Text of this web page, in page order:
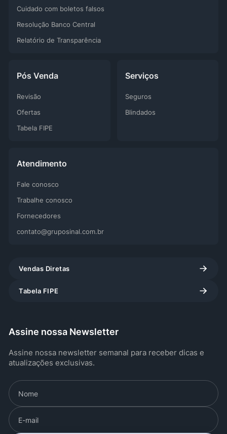
Cuidado com boletos falsos
Resolução Banco Central
Relatório de Transparência
Atendimento
Fale conosco
Trabalhe conosco
Fornecedores
contato@gruposinal.com.br
Serviços
Seguros
Blindados
Pós Venda
Revisão
Ofertas
Tabela FIPE
Vendas Diretas
Tabela FIPE
Assine nossa Newsletter
Assine nossa newsletter semanal para receber dicas e
atualizações exclusivas.